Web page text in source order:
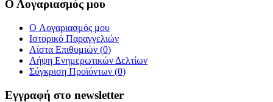
Ο Λογαριασμός μου
O Λογαριασμός μου
Ιστορικό Παραγγελιών
Λίστα Επιθυμιών (0)
Λήψη Ενημερωτικών Δελτίων
Σύγκριση Προϊόντων (0)
Εγγραφή στο newsletter